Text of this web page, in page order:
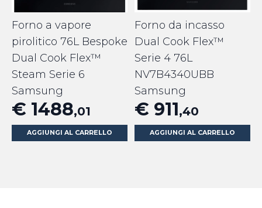
Forno a vapore
pirolitico 76L Bespoke
Dual Cook Flex™
Steam Serie 6
Samsung
€ 1488,01
AGGIUNGI AL CARRELLO
Forno da incasso
Dual Cook Flex™
Serie 4 76L
NV7B4340UBB
Samsung
€ 911,40
AGGIUNGI AL CARRELLO